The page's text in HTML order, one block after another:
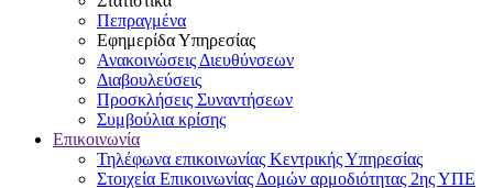
Πεπραγμένα
Εφημερίδα Υπηρεσίας
Ανακοινώσεις Διευθύνσεων
Διαβουλεύσεις
Προσκλήσεις Συναντήσεων
Συμβούλια κρίσης
Επικοινωνία
Τηλέφωνα επικοινωνίας Κεντρικής Υπηρεσίας
Στοιχεία Επικοινωνίας Δομών αρμοδιότητας 2ης ΥΠΕ